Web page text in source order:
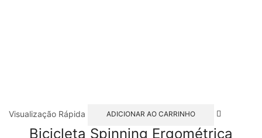
Visualização Rápida ADICIONAR AO CARRINHO
Bicicleta Spinning Ergométrica